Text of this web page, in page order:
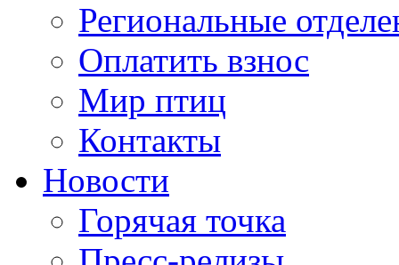
Региональные
Оплатить взнос
Мир птиц
Контакты
Новости
Горячая точка